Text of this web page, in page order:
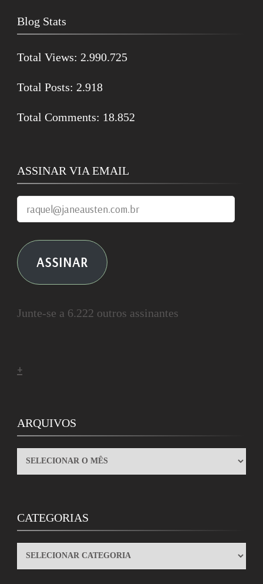
Blog Stats
Total Views: 2.990.725
Total Posts: 2.918
Total Comments: 18.852
ASSINAR VIA EMAIL
raquel@janeausten.com.br
ASSINAR
Junte-se a 6.222 outros assinantes
+
ARQUIVOS
ARQUIVOS
CATEGORIAS
CATEGORIAS